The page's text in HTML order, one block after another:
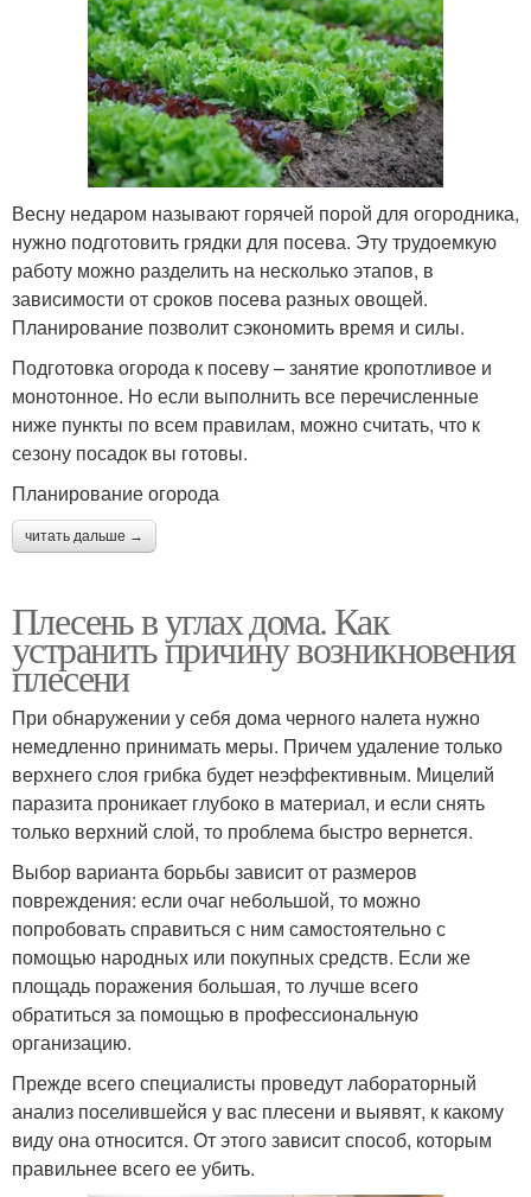
Весну недаром называют горячей порой для огородника,
нужно подготовить грядки для посева. Эту трудоемкую
работу можно разделить на несколько этапов, в
зависимости от сроков посева разных овощей.
Планирование позволит сэкономить время и силы.
Подготовка огорода к посеву – занятие кропотливое и
монотонное. Но если выполнить все перечисленные
ниже пункты по всем правилам, можно считать, что к
сезону посадок вы готовы.
Планирование огорода
читать дальше →
Плесень в углах дома. Как
устранить причину возникновения
плесени
При обнаружении у себя дома черного налета нужно
немедленно принимать меры. Причем удаление только
верхнего слоя грибка будет неэффективным. Мицелий
паразита проникает глубоко в материал, и если снять
только верхний слой, то проблема быстро вернется.
Выбор варианта борьбы зависит от размеров
повреждения: если очаг небольшой, то можно
попробовать справиться с ним самостоятельно с
помощью народных или покупных средств. Если же
площадь поражения большая, то лучше всего
обратиться за помощью в профессиональную
организацию.
Прежде всего специалисты проведут лабораторный
анализ поселившейся у вас плесени и выявят, к какому
виду она относится. От этого зависит способ, которым
правильнее всего ее убить.